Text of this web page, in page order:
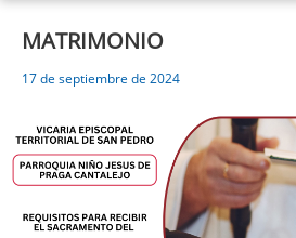
MATRIMONIO
17 de septiembre de 2024